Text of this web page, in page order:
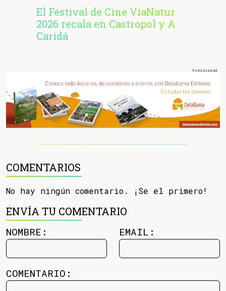
El Festival de Cine VíaNatur
2026 recala en Castropol y A
Caridá
COMENTARIOS
No hay ningún comentario. ¡Se el primero!
ENVÍA TU COMENTARIO
NOMBRE: EMAIL:
COMENTARIO: